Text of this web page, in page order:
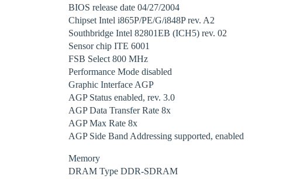
BIOS release date 04/27/2004
Chipset Intel i865P/PE/G/i848P rev. A2
Southbridge Intel 82801EB (ICH5) rev. 02
Sensor chip ITE 6001
FSB Select 800 MHz
Performance Mode disabled
Graphic Interface AGP
AGP Status enabled, rev. 3.0
AGP Data Transfer Rate 8x
AGP Max Rate 8x
AGP Side Band Addressing supported, enabled
Memory
DRAM Type DDR-SDRAM